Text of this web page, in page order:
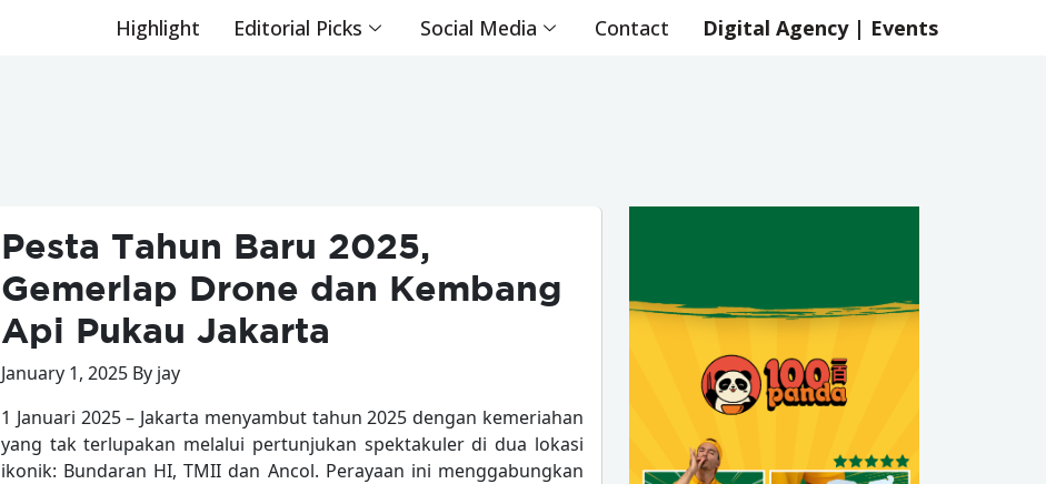
Highlight Editorial Picks Social Media Contact Digital Agency | Events
Pesta Tahun Baru 2025,
Gemerlap Drone dan Kembang
Api Pukau Jakarta
January 1, 2025 By jay
1 Januari 2025 – Jakarta menyambut tahun 2025 dengan kemeriahan
yang tak terlupakan melalui pertunjukan spektakuler di dua lokasi
ikonik: Bundaran HI, TMII dan Ancol. Perayaan ini menggabungkan